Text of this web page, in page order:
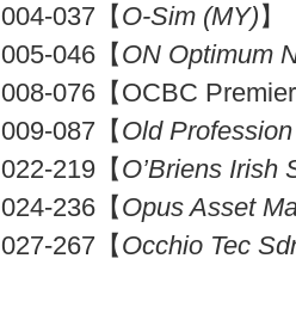
004-037【O-Sim (MY)】
005-046【ON Optimum
008-076【OCBC
009-087【Old
022-219【O’Briens Irish
024-236【Opus Asset
027-267【Occhio Tec